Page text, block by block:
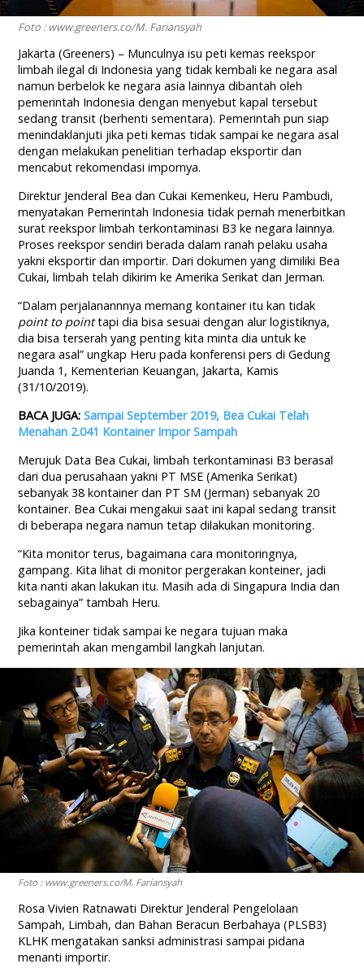
Foto : www.greeners.co/M. Fariansyah
Jakarta (Greeners) – Munculnya isu peti kemas reekspor
limbah ilegal di Indonesia yang tidak kembali ke negara asal
namun berbelok ke negara asia lainnya dibantah oleh
pemerintah Indonesia dengan menyebut kapal tersebut
sedang transit (berhenti sementara). Pemerintah pun siap
menindaklanjuti jika peti kemas tidak sampai ke negara asal
dengan melakukan penelitian terhadap eksportir dan
mencabut rekomendasi impornya.
Direktur Jenderal Bea dan Cukai Kemenkeu, Heru Pambudi,
menyatakan Pemerintah Indonesia tidak pernah menerbitkan
surat reekspor limbah terkontaminasi B3 ke negara lainnya.
Proses reekspor sendiri berada dalam ranah pelaku usaha
yakni eksportir dan importir. Dari dokumen yang dimiliki Bea
Cukai, limbah telah dikirim ke Amerika Serikat dan Jerman.
“Dalam perjalanannnya memang kontainer itu kan tidak
point to pointtapi dia bisa sesuai dengan alur logistiknya,
dia bisa terserah yang penting kita minta dia untuk ke
negara asal” ungkap Heru pada konferensi pers di Gedung
Juanda 1, Kementerian Keuangan, Jakarta, Kamis
(31/10/2019).
BACA JUGA:Sampai September 2019, Bea Cukai Telah
Menahan 2.041 Kontainer Impor Sampah
Merujuk Data Bea Cukai, limbah terkontaminasi B3 berasal
dari dua perusahaan yakni PT MSE (Amerika Serikat)
sebanyak 38 kontainer dan PT SM (Jerman) sebanyak 20
kontainer. Bea Cukai mengakui saat ini kapal sedang transit
di beberapa negara namun tetap dilakukan monitoring.
“Kita monitor terus, bagaimana cara monitoringnya,
gampang. Kita lihat di monitor pergerakan konteiner, jadi
kita nanti akan lakukan itu. Masih ada di Singapura India dan
sebagainya” tambah Heru.
Jika konteiner tidak sampai ke negara tujuan maka
pemerintah akan mengambil langkah lanjutan.
Foto : www.greeners.co/M. Fariansyah
Rosa Vivien Ratnawati Direktur Jenderal Pengelolaan
Sampah, Limbah, dan Bahan Beracun Berbahaya (PLSB3)
KLHK mengatakan sanksi administrasi sampai pidana
menanti importir.